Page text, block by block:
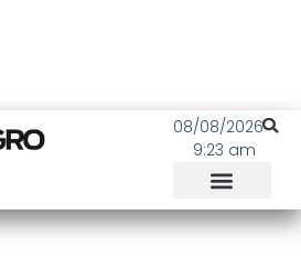
08/08/2026
9:23 am